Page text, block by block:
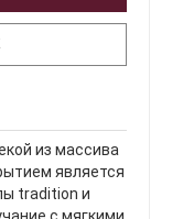
из массива
является
tradition и